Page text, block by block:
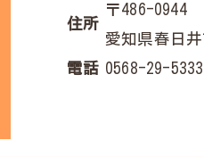
住所
〒486-0944
愛知県春日
電話 0568-29-5333